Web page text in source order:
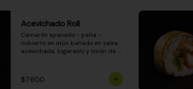
Acevichado Roll
Camarón apanado - palta -
cubierto en atún bañado en salsa
acevichada, togarashi y limón de
$7.600